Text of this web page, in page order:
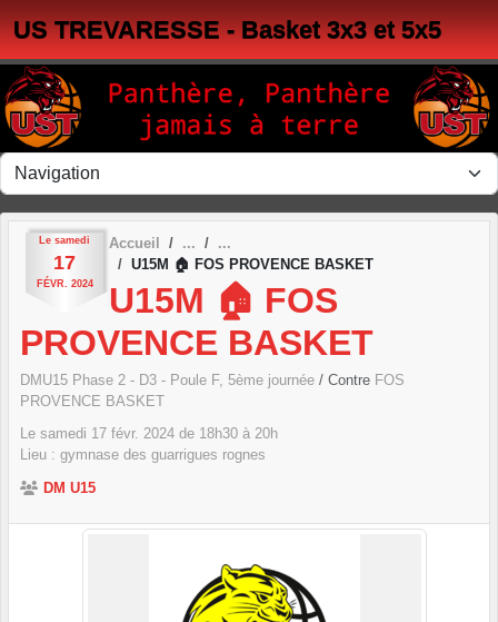
US TREVARESSE - Basket 3x3 et 5x5
Le samedi
17
FÉVR. 2024
Accueil
U15M 🏠 FOS PROVENCE BASKET
U15M 🏠 FOS
PROVENCE BASKET
DMU15 Phase 2 - D3 - Poule F, 5ème journée / Contre FOS
PROVENCE BASKET
Le samedi 17 févr. 2024 de 18h30 à 20h
Lieu : gymnase des guarrigues rognes
DM U15